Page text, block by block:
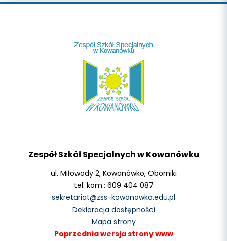
Zespół Szkół Specjalnych w Kowanówku
ul. Miłowody 2, Kowanówko, Oborniki
tel. kom.: 609 404 087
sekretariat@zss-kowanowko.edu.pl
Deklaracja dostępności
Mapa strony
Poprzednia wersja strony www